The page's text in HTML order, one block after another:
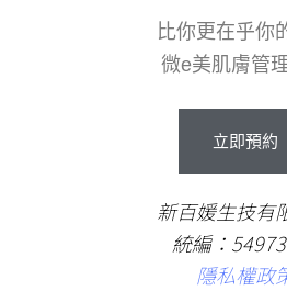
比你更在乎你
微e美肌膚管
立即預約
新百媛生技有
統編：
隱私權政